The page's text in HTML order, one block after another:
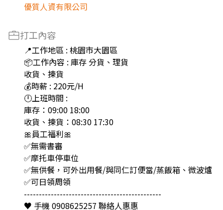
優質人資有限公司
打工內容
📍工作地區 : 桃園市大園區
📦工作內容 : 庫存 分貨、理貨
收貨、揀貨
💰時薪 : 220元/H
🕛上班時間 :
庫存：09:00 18:00
收貨、揀貨：08:30 17:30
🎀員工福利🎀
✅無需書審
✅摩托車停車位
✅無供餐，可外出用餐/與同仁訂便當/蒸飯箱、微波爐
✅可日領周領
----------------------------------------------
♥️ 手機 0908625257 聯絡人惠惠